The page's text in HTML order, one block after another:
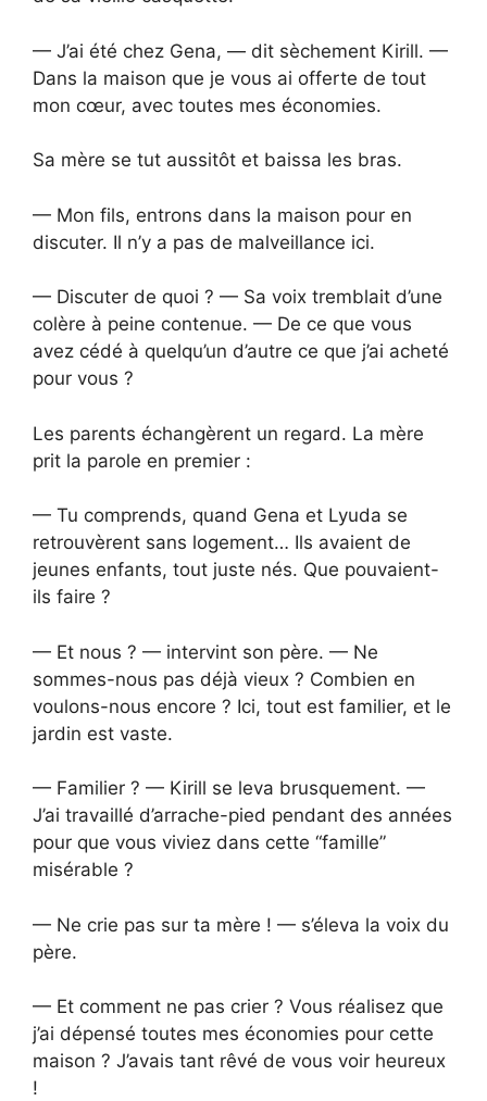
— J’ai été chez Gena, — dit sèchement Kirill. —
Dans la maison que je vous ai offerte de tout
mon cœur, avec toutes mes économies.
Sa mère se tut aussitôt et baissa les bras.
— Mon fils, entrons dans la maison pour en
discuter. Il n’y a pas de malveillance ici.
— Discuter de quoi ? — Sa voix tremblait d’une
colère à peine contenue. — De ce que vous
avez cédé à quelqu’un d’autre ce que j’ai acheté
pour vous ?
Les parents échangèrent un regard. La mère
prit la parole en premier :
— Tu comprends, quand Gena et Lyuda se
retrouvèrent sans logement… Ils avaient de
jeunes enfants, tout juste nés. Que pouvaient-
ils faire ?
— Et nous ? — intervint son père. — Ne
sommes-nous pas déjà vieux ? Combien en
voulons-nous encore ? Ici, tout est familier, et le
jardin est vaste.
— Familier ? — Kirill se leva brusquement. —
J’ai travaillé d’arrache-pied pendant des années
pour que vous viviez dans cette “famille”
misérable ?
— Ne crie pas sur ta mère ! — s’éleva la voix du
père.
— Et comment ne pas crier ? Vous réalisez que
j’ai dépensé toutes mes économies pour cette
maison ? J’avais tant rêvé de vous voir heureux
!